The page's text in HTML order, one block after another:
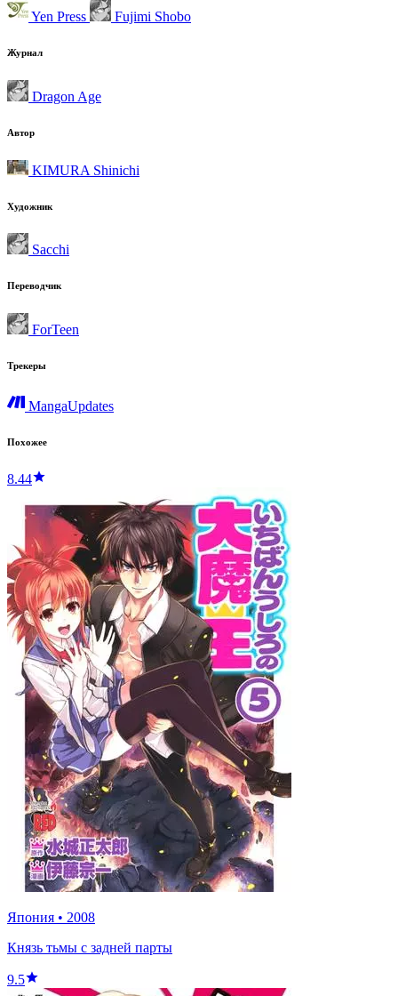
Yen Press Fujimi Shobo
Журнал
Dragon Age
Автор
KIMURA Shinichi
Художник
Sacchi
Переводчик
ForTeen
Трекеры
MangaUpdates
Похожее
8.44
Япония • 2008
Князь тьмы с задней парты
9.5